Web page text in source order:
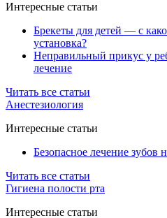
Интересные статьи
Брекеты для детей — с
установка?
Неправильный прикус у
лечение
Читать все статьи
Анестезиология
Интересные статьи
Безопасное лечение
Читать все статьи
Гигиена полости рта
Интересные статьи